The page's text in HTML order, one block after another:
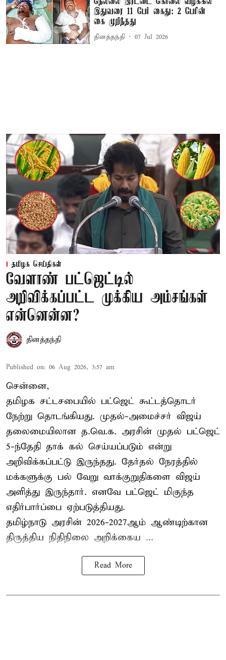
இதுவரை 11 பேர் கைது: 2 பேரின்
கை முறிந்தது
தினத்தந்தி 07 Jul 2026
தமிழக செய்திகள்
வேளாண் பட்ஜெட்டில்
அறிவிக்கப்பட்ட முக்கிய அம்சங்கள்
என்னென்ன?
தினத்தந்தி
Published on: 06 Aug 2026, 3:57 am
சென்னை,
தமிழக சட்டசபையில் பட்ஜெட் கூட்டத்தொடர்
நேற்று தொடங்கியது. முதல்-அமைச்சர் விஜய்
தலைமையிலான த.வெ.க. அரசின் முதல் பட்ஜெட்
5-ந்தேதி தாக் கல் செய்யப்படும் என்று
அறிவிக்கப்பட்டு இருந்தது. தேர்தல் நேரத்தில்
மக்களுக்கு பல் வேறு வாக்குறுதிகளை விஜய்
அளித்து இருந்தார். எனவே பட்ஜெட் மிகுந்த
எதிர்பார்ப்பை ஏற்படுத்தியது.
தமிழ்நாடு அரசின் 2026-2027ஆம் ஆண்டிற்கான
திருத்திய நிதிநிலை அறிக்கைய ...
Read More